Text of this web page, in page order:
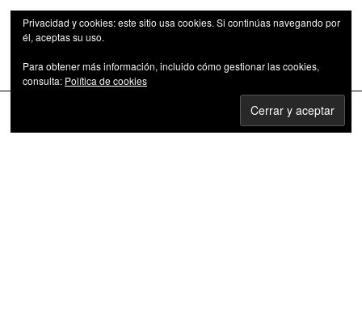
Las series de televisión como fenómeno cultural
Privacidad y cookies: este sitio usa cookies. Si continúas navegando por
él, aceptas su uso.
Para obtener más información, incluido cómo gestionar las cookies,
consulta: Política de cookies